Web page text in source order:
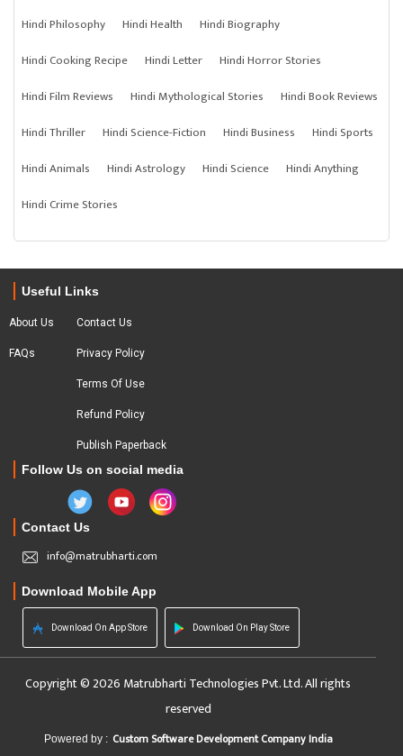
Hindi Philosophy
Hindi Health
Hindi Biography
Hindi Cooking Recipe
Hindi Letter
Hindi Horror Stories
Hindi Film Reviews
Hindi Mythological Stories
Hindi Book Reviews
Hindi Thriller
Hindi Science-Fiction Hindi Business
Hindi Sports
Hindi Animals
Hindi Astrology Hindi Science
Hindi Anything
Hindi Crime Stories
Useful Links
About Us
FAQs
Contact Us
Privacy Policy
Terms Of Use
Refund Policy
Publish Paperback
Follow Us on social media
Contact Us
info@matrubharti.com
Download Mobile App
Download On App Store Download On Play Store
Copyright © 2026 Matrubharti Technologies Pvt. Ltd. All rights
reserved
Powered by : Custom Software Development Company India